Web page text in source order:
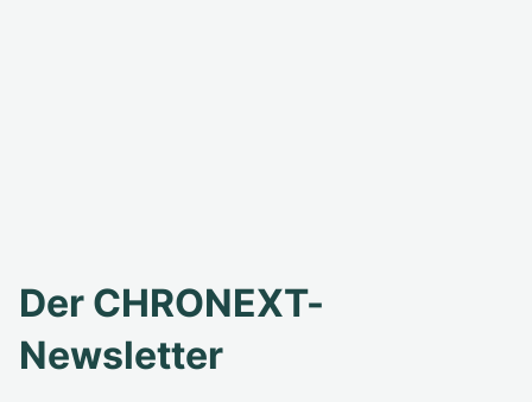
Der CHRONEXT-
Newsletter